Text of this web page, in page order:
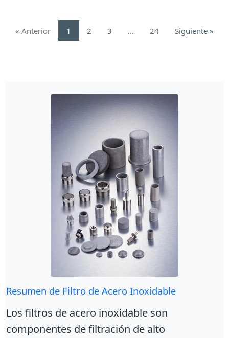
« Anterior 1 2 3 ... 24 Siguiente »
Resumen de Filtro de Acero Inoxidable
Los filtros de acero inoxidable son
componentes de filtración de alto